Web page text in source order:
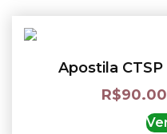
Apostila
R$90.00